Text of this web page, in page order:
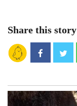
Share this story